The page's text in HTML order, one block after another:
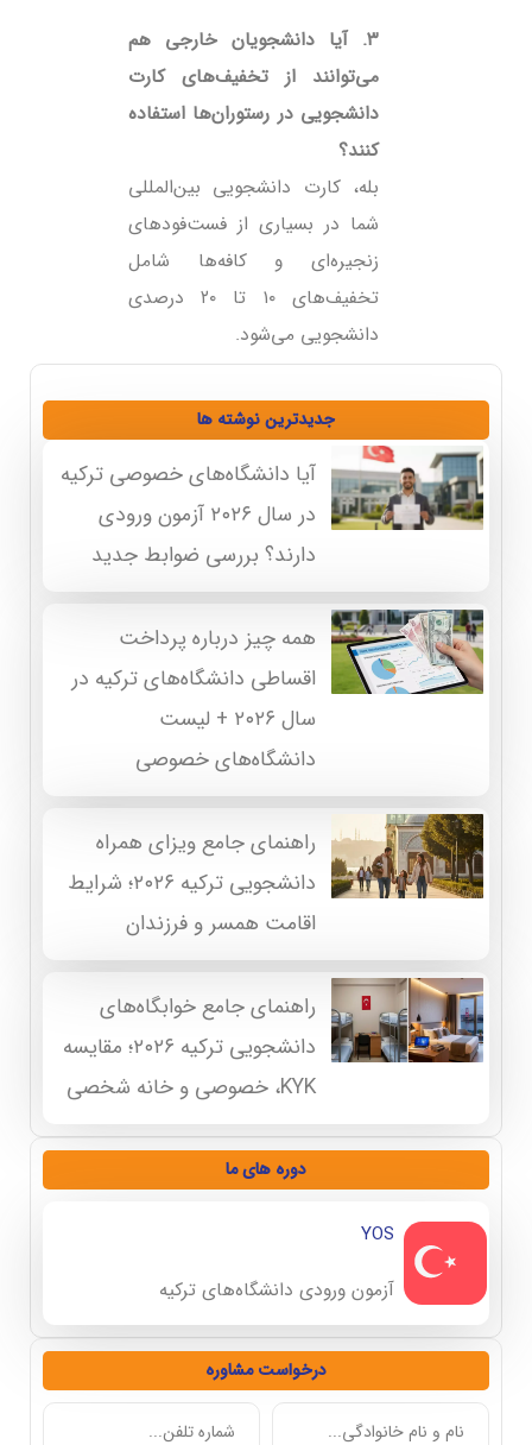
۳. آیا دانشجویان خارجی هم
می‌توانند از تخفیف‌های کارت
دانشجویی در رستوران‌ها استفاده
کنند؟
بله، کارت دانشجویی بین‌المللی
شما در بسیاری از فست‌فودهای
زنجیره‌ای و کافه‌ها شامل
تخفیف‌های ۱۰ تا ۲۰ درصدی
دانشجویی می‌شود.
جدیدترین نوشته ها
آیا دانشگاه‌های خصوصی ترکیه
در سال ۲۰۲۶ آزمون ورودی
دارند؟ بررسی ضوابط جدید
همه چیز درباره پرداخت
اقساطی دانشگاه‌های ترکیه در
سال ۲۰۲۶ + لیست
دانشگاه‌های خصوصی
راهنمای جامع ویزای همراه
دانشجویی ترکیه ۲۰۲۶؛ شرایط
اقامت همسر و فرزندان
راهنمای جامع خوابگاه‌های
دانشجویی ترکیه ۲۰۲۶؛ مقایسه
KYK، خصوصی و خانه شخصی
دوره های ما
YOS
آزمون ورودی دانشگاه‌های ترکیه
درخواست مشاوره